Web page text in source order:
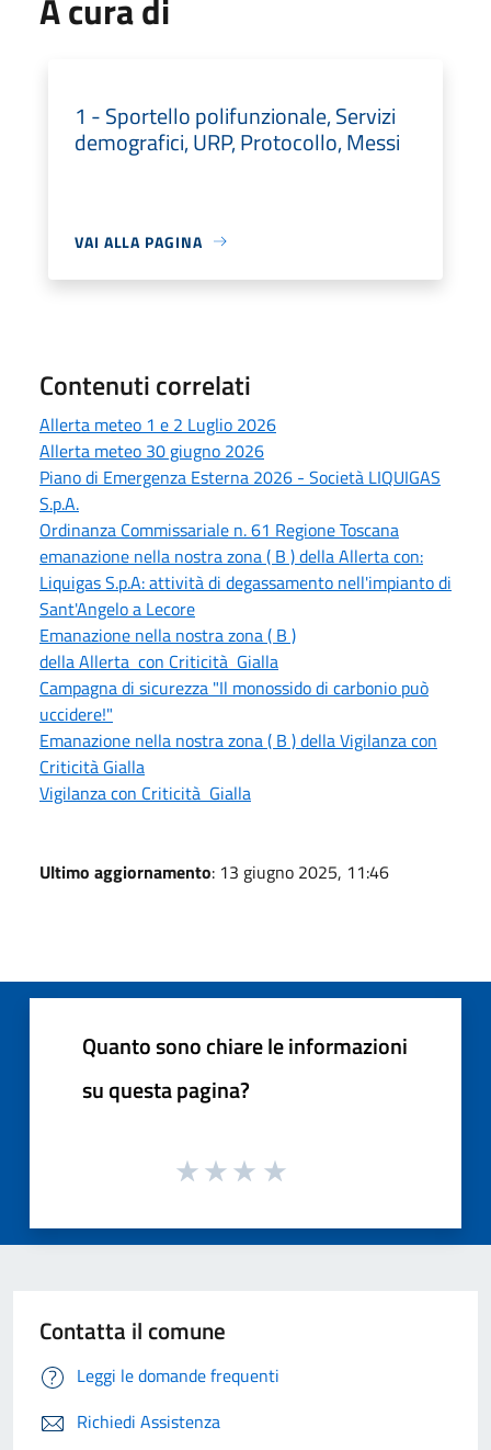
A cura di
1 - Sportello polifunzionale, Servizi
demografici, URP, Protocollo, Messi
VAI ALLA PAGINA
Contenuti correlati
Allerta meteo 1 e 2 Luglio 2026
Allerta meteo 30 giugno 2026
Piano di Emergenza Esterna 2026 - Società LIQUIGAS
S.p.A.
Ordinanza Commissariale n. 61 Regione Toscana
emanazione nella nostra zona ( B ) della Allerta con:
Liquigas S.p.A: attività di degassamento nell'impianto di
Sant'Angelo a Lecore
Emanazione nella nostra zona ( B )
della Allerta con Criticità Gialla
Campagna di sicurezza "Il monossido di carbonio può
uccidere!"
Emanazione nella nostra zona ( B ) della Vigilanza con
Criticità Gialla
Vigilanza con Criticità Gialla
Ultimo aggiornamento: 13 giugno 2025, 11:46
Quanto sono chiare le informazioni
su questa pagina?
Contatta il comune
Leggi le domande frequenti
Richiedi Assistenza